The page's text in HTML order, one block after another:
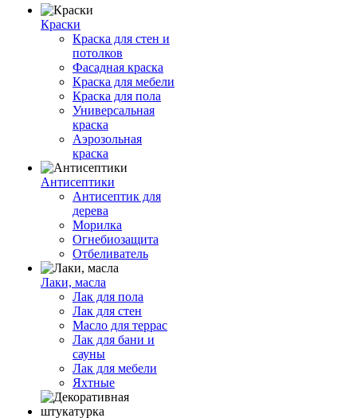
Краски
Краска для стен и
потолков
Фасадная краска
Краска для мебели
Краска для пола
Универсальная
краска
Аэрозольная
краска
Антисептики
Антисептик для
дерева
Морилка
Огнебиозащита
Отбеливатель
Лаки, масла
Лак для пола
Лак для стен
Масло для террас
Лак для бани и
сауны
Лак для мебели
Яхтные